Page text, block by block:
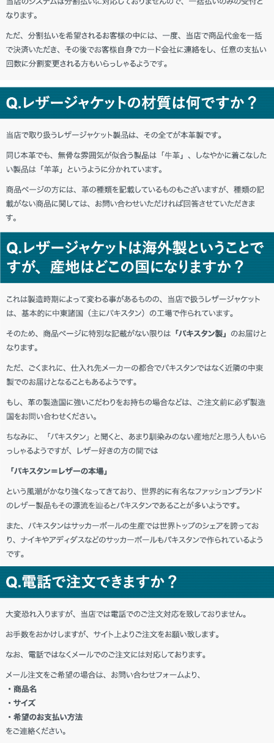
愛媛県 Y・D様「ヘビロテします。」
神奈川県 K・K様「良い物を買えた。最
高！！」